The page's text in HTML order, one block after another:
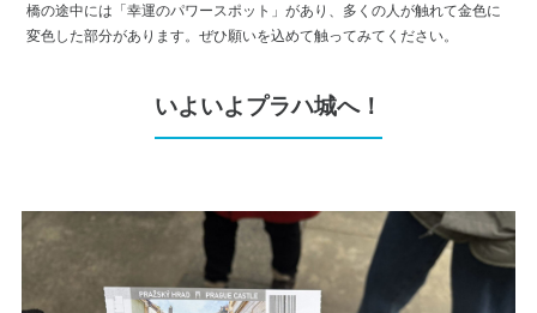
橋の途中には「幸運のパワースポット」があり、多くの人が触れて金色に
変色した部分があります。ぜひ願いを込めて触ってみてください。
いよいよプラハ城へ！